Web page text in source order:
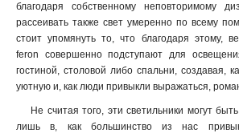
благодаря собственному неповторимому
рассеивать также свет умеренно по всему
стоит упомянуть то, что благодаря этому,
feron совершенно подступают для
гостиной, столовой либо спальни, создавая,
уютную и, как люди привыкли выражаться,
Не считая того, эти светильники могут
лишь в, как большинство из нас